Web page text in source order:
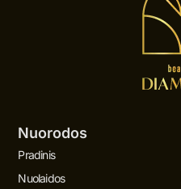
Nuorodos
Pradinis
Nuolaidos